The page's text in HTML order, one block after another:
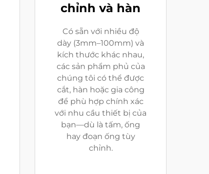
chỉnh và hàn
Có sẵn với nhiều độ
dày (3mm–100mm) và
kích thước khác nhau,
các sản phẩm phủ của
chúng tôi có thể được
cắt, hàn hoặc gia công
để phù hợp chính xác
với nhu cầu thiết bị của
bạn—dù là tấm, ống
hay đoạn ống tùy
chỉnh.